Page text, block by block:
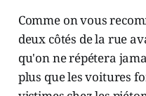
Comme on vous
deux côtés de la rue
qu'on ne répétera
plus que les voitures